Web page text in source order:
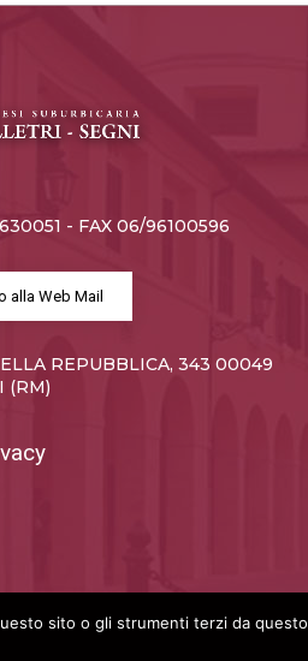
- FAX 06/96100596
alla Web Mail
REPUBBLICA, 343 00049
(RM)
sito o gli strumenti terzi da